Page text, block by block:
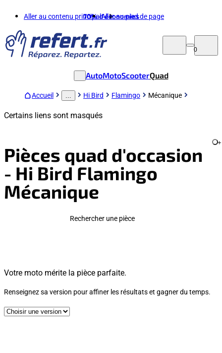
Aller au contenu principalAller au pied de page
70%d'économies
0
AutoMotoScooterQuad
Accueil Hi Bird Flamingo Mécanique
Certains liens sont masqués
Pièces quad d'occasion
- Hi Bird Flamingo
Mécanique
+
Rechercher une pièce
Votre moto mérite la pièce parfaite.
Renseignez sa version pour affiner les résultats et gagner du temps.